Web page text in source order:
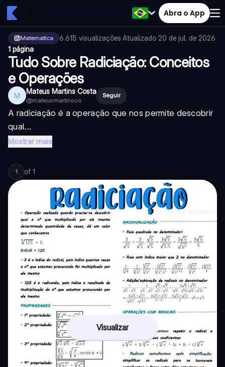
Abra o App
Matematica 6.615 visualizações·Atualizado 20 de jul. de 2026·
1 página
Tudo Sobre Radiciação: Conceitos
e Operações
M Mateus Martins Costa
@mateusmartinsco
Seguir
A radiciação é a operação que nos permite descobrir
qual...
Mostrar mais
1 of 1
Visualizar